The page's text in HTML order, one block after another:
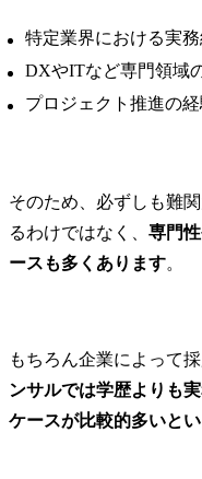
特定業界における実
DXやITなど専門領域
プロジェクト推進の経
そのため、必ずしも難
るわけではなく、 専門
ースも多くあります。
もちろん企業によって
ンサルでは学歴よりも
ケースが比較的多いと